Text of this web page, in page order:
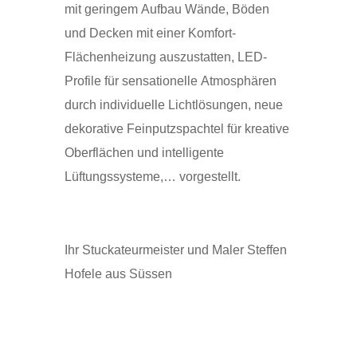
mit geringem Aufbau Wände, Böden
und Decken mit einer Komfort-
Flächenheizung auszustatten, LED-
Profile für sensationelle Atmosphären
durch individuelle Lichtlösungen, neue
dekorative Feinputzspachtel für kreative
Oberflächen und intelligente
Lüftungssysteme,… vorgestellt.
Ihr Stuckateurmeister und Maler Steffen
Hofele aus Süssen